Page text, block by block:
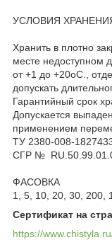
УСЛОВИЯ
Хранить в плотно
месте недоступном
от +1 до +20оС.,
допускать
Гарантийный срок
Допускается
применением
ТУ 2380-008-
СГР №
ФАСОВКА
1, 5, 10, 20, 30, 200,
Сертификат на
https://